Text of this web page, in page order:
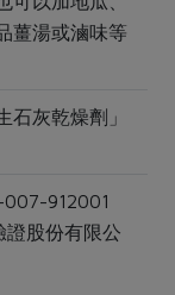
薑湯或滷味等
石灰乾燥劑」
912001
股份有限公